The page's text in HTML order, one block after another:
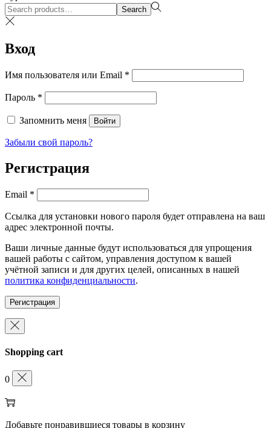
Search
for:>
Search
Вход
Имя пользователя или Email *
Пароль *
Запомнить меня Войти
Забыли свой пароль?
Регистрация
Email *
Ссылка для установки нового пароля будет отправлена ​​на ваш
адрес электронной почты.
Ваши личные данные будут использоваться для упрощения
вашей работы с сайтом, управления доступом к вашей
учётной записи и для других целей, описанных в нашей
политика конфиденциальности.
Регистрация
Shopping cart
0
Добавьте понравившиеся товары в корзину